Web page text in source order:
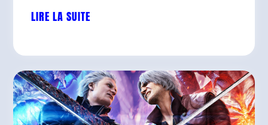
LIRE LA SUITE